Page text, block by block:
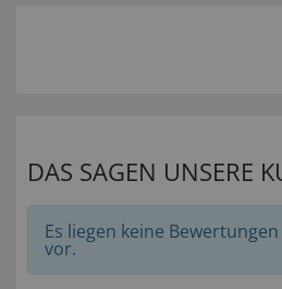
DAS SAGEN UNSERE
Es liegen keine
vor.